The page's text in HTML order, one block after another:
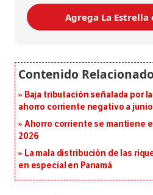
Agrega La Estrella
Baja tributación señalada por
ahorro corriente negativo a
Ahorro corriente se mantiene
2026
La mala distribución de las
en especial en Panamá